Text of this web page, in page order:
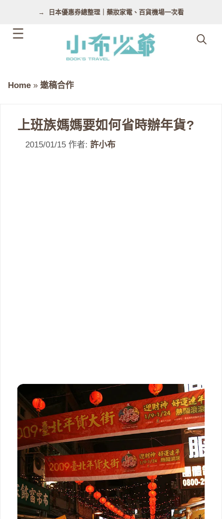
日本優惠券總整理｜藥妝家電、百貨機場一次看
Home » 邀稿合作
上班族媽媽要如何省時辦年貨?
2015/01/15 作者: 許小布